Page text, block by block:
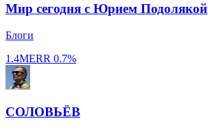
Мир сегодня с Юрием Подолякой
Блоги
1.4MERR 0.7%
СОЛОВЬЁВ